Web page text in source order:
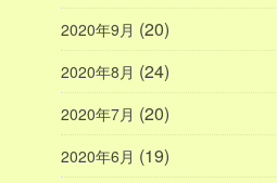
2020年9月 (20)
2020年8月 (24)
2020年7月 (20)
2020年6月 (19)